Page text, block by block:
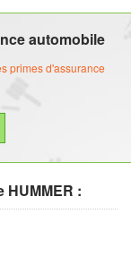
automobile
primes d'assurance
: